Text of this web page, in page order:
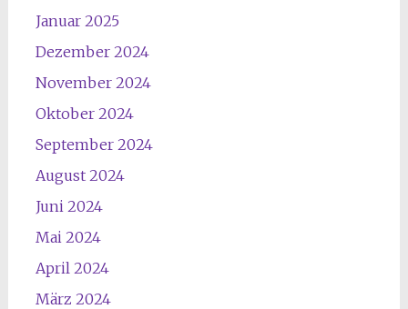
Januar 2025
Dezember 2024
November 2024
Oktober 2024
September 2024
August 2024
Juni 2024
Mai 2024
April 2024
März 2024